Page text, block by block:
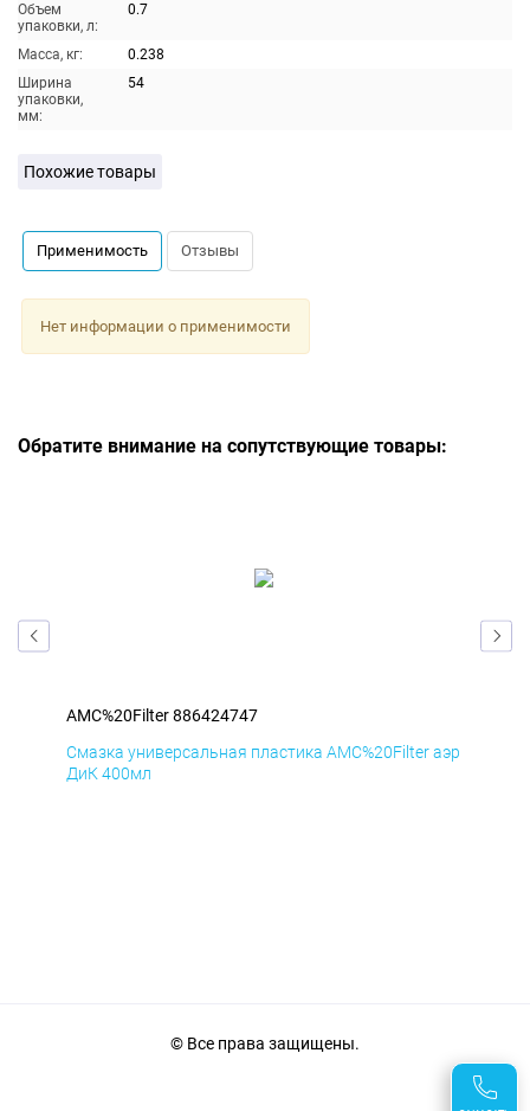
Объем
упаковки, л:
0.7
Масса, кг:
0.238
Ширина
упаковки,
мм:
54
Похожие товары
Применимость Отзывы
Нет информации о применимости
Обратите внимание на сопутствующие товары:
AMC%20Filter 886424747
Смазка универсальная пластика AMC%20Filter аэр
ДиК 400мл
© Все права защищены.